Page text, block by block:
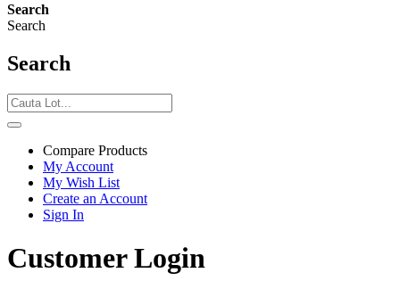
Search
Search
Search
Compare Products
My Account
My Wish List
Create an Account
Sign In
Customer Login